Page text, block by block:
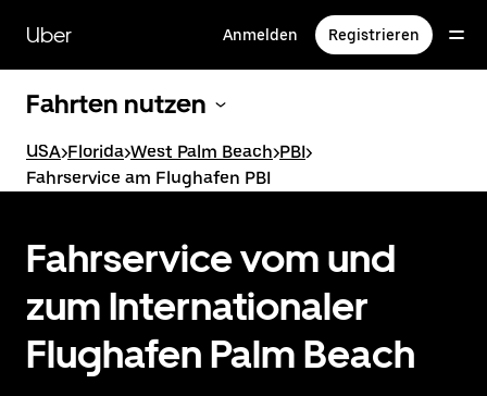
zum
Hauptinhalt
Uber Anmelden Registrieren
Fahrten nutzen
USA>Florida>West Palm Beach>PBI>
Fahrservice am Flughafen PBI
Fahrservice vom und
zum Internationaler
Flughafen Palm Beach